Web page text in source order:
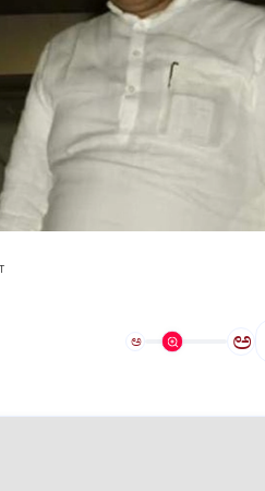
ಅ ಅ